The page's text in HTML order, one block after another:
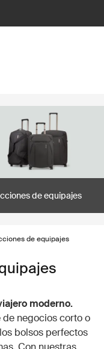
de equipajes
de equipajes
moderno.
de negocios corto o
bolsos perfectos